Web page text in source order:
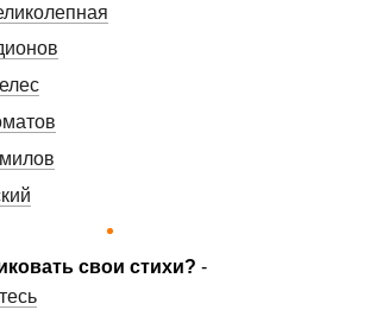
свои стихи? -